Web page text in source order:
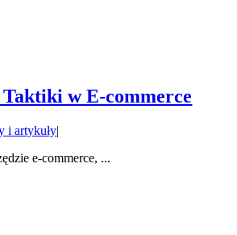
w E-commerce
i artykuły|
e-commerce, ...